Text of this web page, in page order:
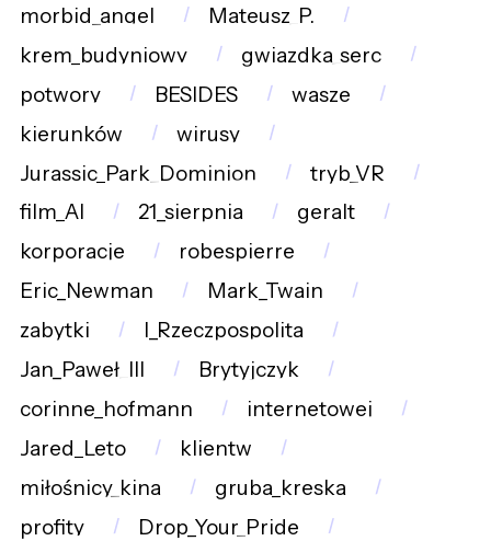
morbid_angel
Mateusz_P.
krem_budyniowy
gwiazdka_serc
potwory
BESIDES
wasze
kierunków
wirusy
Jurassic_Park_Dominion
tryb_VR
film_AI
21_sierpnia
geralt
korporacje
robespierre
Eric_Newman
Mark_Twain
zabytki
I_Rzeczpospolita
Jan_Paweł_III
Brytyjczyk
corinne_hofmann
internetowej
Jared_Leto
klientw
miłośnicy_kina
gruba_kreska
profity
Drop_Your_Pride